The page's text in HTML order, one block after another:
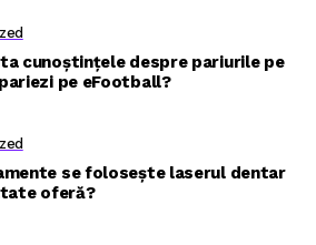
cunoștințele despre pariurile pe
pe eFootball?
se folosește laserul dentar
oferă?